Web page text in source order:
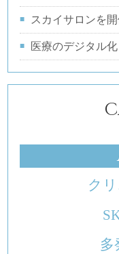
スカイサロンを
医療のデジタル
ク
多